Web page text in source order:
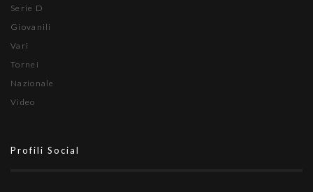
Serie D
Giovanili
Vari
Tornei
Nazionale
Video
Profili Social